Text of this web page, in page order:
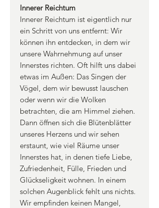
Innerer Reichtum
Innerer Reichtum ist eigentlich nur
ein Schritt von uns entfernt: Wir
können ihn entdecken, in dem wir
unsere Wahrnehmung auf unser
Innerstes richten. Oft hilft uns dabei
etwas im Außen: Das Singen der
Vögel, dem wir bewusst lauschen
oder wenn wir die Wolken
betrachten, die am Himmel ziehen.
Dann öffnen sich die Blütenblätter
unseres Herzens und wir sehen
erstaunt, wie viel Räume unser
Innerstes hat, in denen tiefe Liebe,
Zufriedenheit, Fülle, Frieden und
Glückseligkeit wohnen. In einem
solchen Augenblick fehlt uns nichts.
Wir empfinden keinen Mangel,